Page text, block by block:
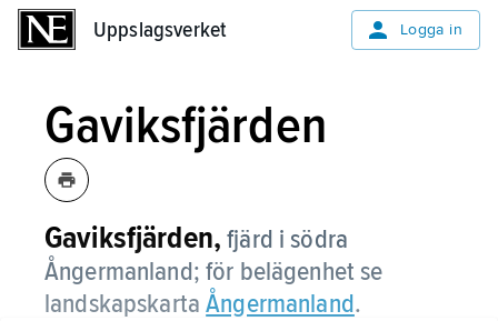
Uppslagsverket Logga in
Gaviksfjärden
Gaviksfjärden, fjärd i södra
Ångermanland; för belägenhet se
landskapskartaÅngermanland.